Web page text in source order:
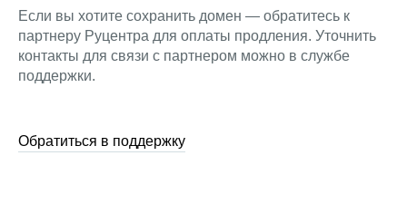
Если вы хотите сохранить домен — обратитесь к
партнеру Руцентра для оплаты продления. Уточнить
контакты для связи с партнером можно в службе
поддержки.
Обратиться в поддержку